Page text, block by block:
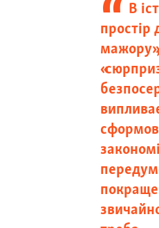
В
простір